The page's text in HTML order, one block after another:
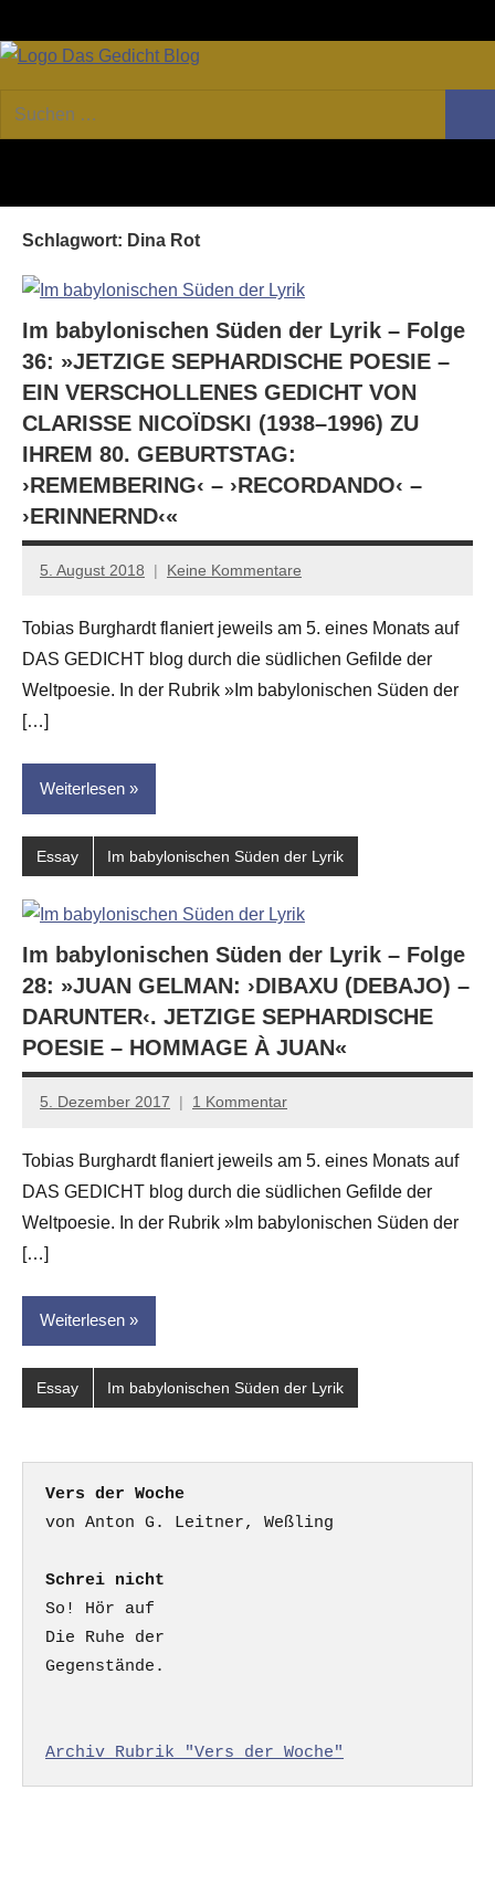
Inhalt
GEDICHT
Forum
von
Essay
und
Kritik
Suchen
nach:
Schlagwort: Dina Rot
Im babylonischen Süden der Lyrik – Folge
36: »JETZIGE SEPHARDISCHE POESIE –
EIN VERSCHOLLENES GEDICHT VON
CLARISSE NICOÏDSKI (1938–1996) ZU
IHREM 80. GEBURTSTAG:
›REMEMBERING‹ – ›RECORDANDO‹ –
›ERINNERND‹«
5. August 2018
Jan-
Hornauer
für
dasgedichtblog
Keine Kommentare
Tobias Burghardt flaniert jeweils am 5. eines Monats auf
DAS GEDICHT blog durch die südlichen Gefilde der
Weltpoesie. In der Rubrik »Im babylonischen Süden der
[…]
Weiterlesen
Essay Im babylonischen Süden der Lyrik
Im babylonischen Süden der Lyrik – Folge
28: »JUAN GELMAN: ›DIBAXU (DEBAJO) –
DARUNTER‹. JETZIGE SEPHARDISCHE
POESIE – HOMMAGE À JUAN«
5. Dezember 2017
Anton
Leitner
1 Kommentar
Tobias Burghardt flaniert jeweils am 5. eines Monats auf
DAS GEDICHT blog durch die südlichen Gefilde der
Weltpoesie. In der Rubrik »Im babylonischen Süden der
[…]
Weiterlesen
Essay Im babylonischen Süden der Lyrik
Vers der Woche
Schrei nicht
So! Hör auf
Die Ruhe der
Gegenstände.
Archiv Rubrik "Vers der Woche"